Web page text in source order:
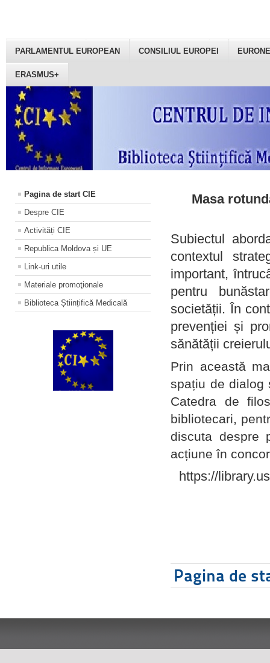
PARLAMENTUL EUROPEAN CONSILIUL EUROPEI
ERASMUS+
Pagina de start CIE
Despre CIE
Activități CIE
Republica Moldova și UE
Link-uri utile
Materiale promoţionale
Biblioteca Științifică Medicală
Masa
Subiectul
contextul
important,
pentru
societății. În
prevenției și
sănătății
Prin această
spațiu de dialog
Catedra de
bibliotecari,
discuta despre
acțiune în
https://
Pagina de